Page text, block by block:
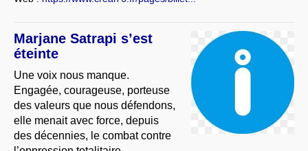
Marjane Satrapi s’est
éteinte
Une voix nous manque.
Engagée, courageuse, porteuse
des valeurs que nous défendons,
elle menait avec force, depuis
des décennies, le combat contre